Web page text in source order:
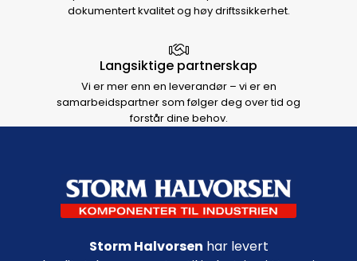
dokumentert kvalitet og høy driftssikkerhet.
Langsiktige partnerskap
Vi er mer enn en leverandør – vi er en
samarbeidspartner som følger deg over tid og
forstår dine behov.
Footer navigation
Storm Halvorsen har levert